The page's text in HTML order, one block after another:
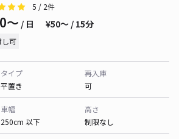
5 / 2件
〜 / 日 ¥50〜 / 15分
し可
タイプ
平置き
再入庫
可
車幅
250cm 以下
高さ
制限なし